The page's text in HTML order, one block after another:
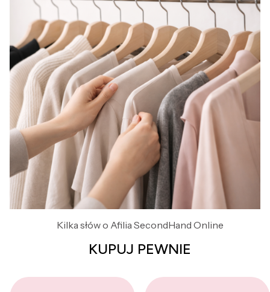
Kilka słów o Afilia SecondHand Online
KUPUJ PEWNIE